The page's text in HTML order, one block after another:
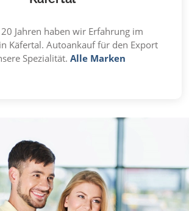
Jahren haben wir Erfahrung im
Käfertal. Autoankauf für den Export
Spezialität. Alle Marken